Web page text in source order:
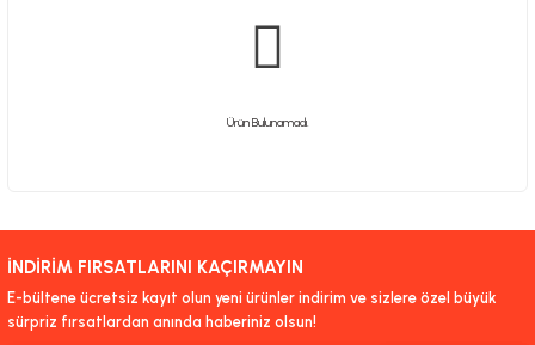
Ürün Bulunamadı.
İNDİRİM FIRSATLARINI KAÇIRMAYIN
E-bültene ücretsiz kayıt olun yeni ürünler indirim ve sizlere özel büyük
sürpriz fırsatlardan anında haberiniz olsun!